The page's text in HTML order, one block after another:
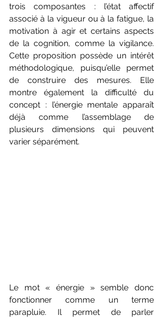
trois composantes : l’état affectif
associé à la vigueur ou à la fatigue, la
motivation à agir et certains aspects
de la cognition, comme la vigilance.
Cette proposition possède un intérêt
méthodologique, puisqu’elle permet
de construire des mesures. Elle
montre également la difficulté du
concept : l’énergie mentale apparaît
déjà comme l’assemblage de
plusieurs dimensions qui peuvent
varier séparément.
Le mot « énergie » semble donc
fonctionner comme un terme
parapluie. Il permet de parler